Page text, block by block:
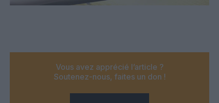
Vous avez apprécié l’article ?
Soutenez-nous, faites un don !